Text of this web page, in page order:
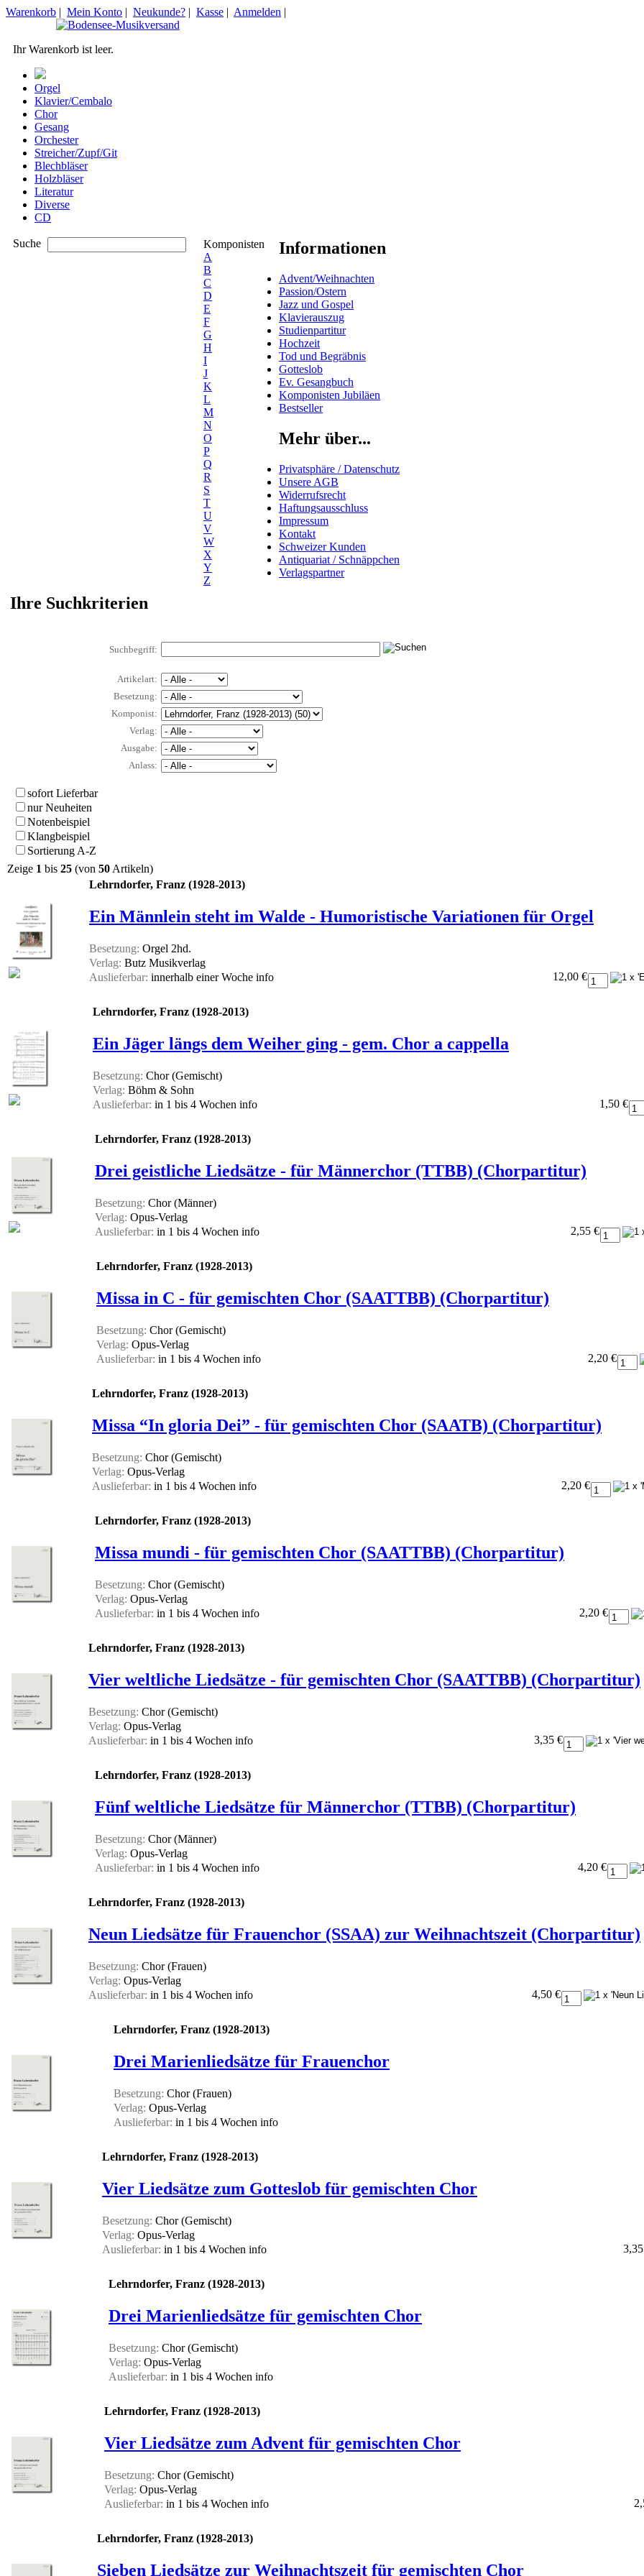
Warenkorb | Mein Konto | Neukunde? | Kasse | Anmelden |
Ihr Warenkorb ist leer.
Orgel
Klavier/Cembalo
Chor
Gesang
Orchester
Streicher/Zupf/Git
Blechbläser
Holzbläser
Literatur
Diverse
CD
Suche
Komponisten
A
B
C
D
E
F
G
H
I
J
K
L
M
N
O
P
Q
R
S
T
U
V
W
X
Y
Z
Informationen
Advent/Weihnachten
Passion/Ostern
Jazz und Gospel
Klavierauszug
Studienpartitur
Hochzeit
Tod und Begräbnis
Gotteslob
Ev. Gesangbuch
Komponisten Jubiläen
Bestseller
Mehr über...
Privatsphäre / Datenschutz
Unsere AGB
Widerrufsrecht
Haftungsausschluss
Impressum
Kontakt
Schweizer Kunden
Antiquariat / Schnäppchen
Verlagspartner
Ihre Suchkriterien
Suchbegriff:
Artikelart:
Besetzung:
Komponist:
Verlag:
Ausgabe:
Anlass:
sofort Lieferbar
nur Neuheiten
Notenbeispiel
Klangbeispiel
Sortierung A-Z
Zeige 1 bis 25 (von 50Artikeln)
Lehrndorfer, Franz (1928-2013)
Ein Männlein steht im Walde - Humoristische Variationen für Orgel
Besetzung: Orgel 2hd.
Verlag: Butz Musikverlag
Auslieferbar: innerhalb einer Woche info
12,00 €
Lehrndorfer, Franz (1928-2013)
Ein Jäger längs dem Weiher ging - gem. Chor a cappella
Besetzung: Chor (Gemischt)
Verlag: Böhm & Sohn
Auslieferbar: in 1 bis 4 Wochen info
1,50 €
Lehrndorfer, Franz (1928-2013)
Drei geistliche Liedsätze - für Männerchor (TTBB) (Chorpartitur)
Besetzung: Chor (Männer)
Verlag: Opus-Verlag
Auslieferbar: in 1 bis 4 Wochen info
2,55 €
Lehrndorfer, Franz (1928-2013)
Missa in C - für gemischten Chor (SAATTBB) (Chorpartitur)
Besetzung: Chor (Gemischt)
Verlag: Opus-Verlag
Auslieferbar: in 1 bis 4 Wochen info
2,20 €
Lehrndorfer, Franz (1928-2013)
Missa “In gloria Dei” - für gemischten Chor (SAATB) (Chorpartitur)
Besetzung: Chor (Gemischt)
Verlag: Opus-Verlag
Auslieferbar: in 1 bis 4 Wochen info
2,20 €
Lehrndorfer, Franz (1928-2013)
Missa mundi - für gemischten Chor (SAATTBB) (Chorpartitur)
Besetzung: Chor (Gemischt)
Verlag: Opus-Verlag
Auslieferbar: in 1 bis 4 Wochen info
2,20 €
Lehrndorfer, Franz (1928-2013)
Vier weltliche Liedsätze - für gemischten Chor (SAATTBB) (Chorpartitur)
Besetzung: Chor (Gemischt)
Verlag: Opus-Verlag
Auslieferbar: in 1 bis 4 Wochen info
3,35 €
Lehrndorfer, Franz (1928-2013)
Fünf weltliche Liedsätze für Männerchor (TTBB) (Chorpartitur)
Besetzung: Chor (Männer)
Verlag: Opus-Verlag
Auslieferbar: in 1 bis 4 Wochen info
4,20 €
Lehrndorfer, Franz (1928-2013)
Neun Liedsätze für Frauenchor (SSAA) zur Weihnachtszeit (Chorpartitur)
Besetzung: Chor (Frauen)
Verlag: Opus-Verlag
Auslieferbar: in 1 bis 4 Wochen info
4,50 €
Lehrndorfer, Franz (1928-2013)
Drei Marienliedsätze für Frauenchor
Besetzung: Chor (Frauen)
Verlag: Opus-Verlag
Auslieferbar: in 1 bis 4 Wochen info
Lehrndorfer, Franz (1928-2013)
Vier Liedsätze zum Gotteslob für gemischten Chor
Besetzung: Chor (Gemischt)
Verlag: Opus-Verlag
Auslieferbar: in 1 bis 4 Wochen info
Lehrndorfer, Franz (1928-2013)
Drei Marienliedsätze für gemischten Chor
Besetzung: Chor (Gemischt)
Verlag: Opus-Verlag
Auslieferbar: in 1 bis 4 Wochen info
Lehrndorfer, Franz (1928-2013)
Vier Liedsätze zum Advent für gemischten Chor
Besetzung: Chor (Gemischt)
Verlag: Opus-Verlag
Auslieferbar: in 1 bis 4 Wochen info
Lehrndorfer, Franz (1928-2013)
Sieben Liedsätze zur Weihnachtszeit für gemischten Chor